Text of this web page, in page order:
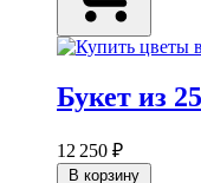
Букет из
12 250 ₽